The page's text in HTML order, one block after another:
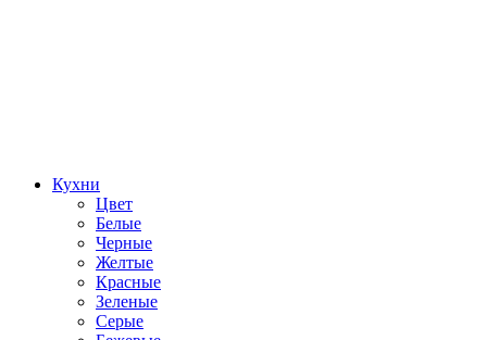
Кухни
Цвет
Белые
Черные
Желтые
Красные
Зеленые
Серые